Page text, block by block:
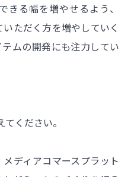
きる幅を増やせるよう、
いただく方を増やしていく
ムの開発にも注力してい
ください。
ディアコマースプラット